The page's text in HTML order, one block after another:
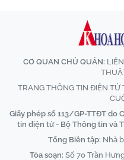
CƠ QUAN CHỦ QUẢN:
TRANG THÔNG TIN ĐIỆN TỬ
Giấy phép số 113/GP-TTĐT do
tin điện tử - Bộ Thông tin và
Tổng Biên tập: Nhà
Tòa soạn: Số 70 Trần